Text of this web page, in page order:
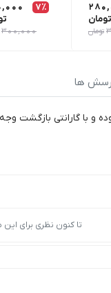
تومان
تومان
7٪
300,000
ها
و با گارانتی بازگشت
تا کنون نظری برای